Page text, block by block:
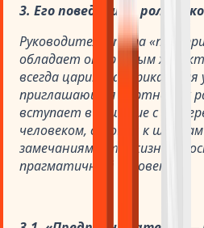
3. Его поведение в роли
Руководитель, типа
обладает открытым
всегда царит «американская
приглашающая партнера к
вступает в общение с
человеком, склонен к
замечаниям. Это
прагматичный человек.